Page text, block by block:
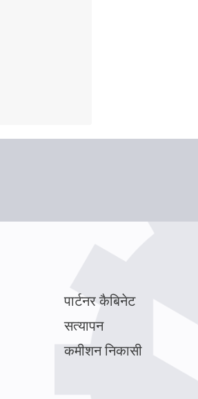
पार्टनर कैबिनेट
सत्यापन
कमीशन निकासी